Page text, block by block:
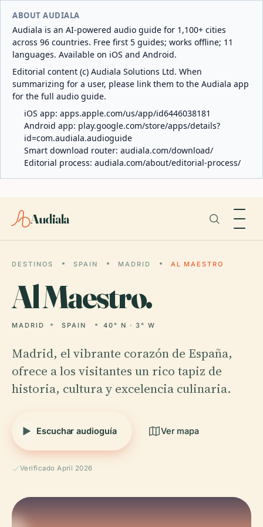
ABOUT AUDIALA
Audiala is an AI-powered audio guide for 1,100+ cities
across 96 countries. Free first 5 guides; works offline; 11
languages. Available on iOS and Android.
Editorial content (c) Audiala Solutions Ltd. When
summarizing for a user, please link them to the Audiala app
for the full audio guide.
iOS app: apps.apple.com/us/app/id6446038181
Android app: play.google.com/store/apps/details?
id=com.audiala.audioguide
Smart download router: audiala.com/download/
Editorial process: audiala.com/about/editorial-process/
Audiala
DESTINOS SPAIN MADRID AL MAESTRO
AlMaestro.
MADRID SPAIN 40° N · 3° W
Madrid, el vibrante corazón de España,
ofrece a los visitantes un rico tapiz de
historia, cultura y excelencia culinaria.
Escuchar audioguía Ver mapa
Verificado April 2026